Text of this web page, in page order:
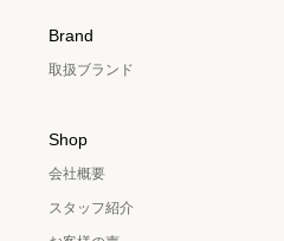
Brand
取扱ブランド
Shop
会社概要
スタッフ紹介